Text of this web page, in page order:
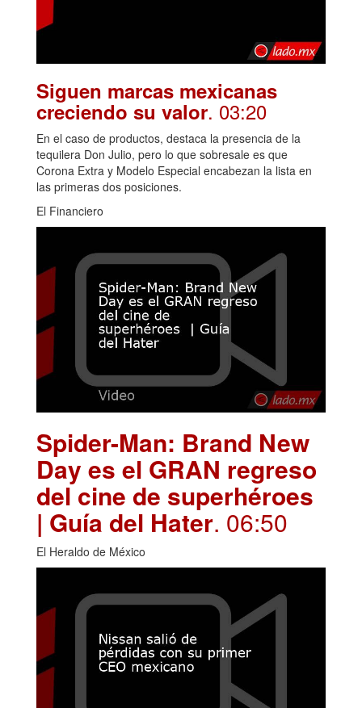
Siguen marcas mexicanas
creciendo su valor. 03:20
En el caso de productos, destaca la presencia de la
tequilera Don Julio, pero lo que sobresale es que
Corona Extra y Modelo Especial encabezan la lista en
las primeras dos posiciones.
El Financiero
Spider-Man: Brand New
Day es el GRAN regreso
del cine de superhéroes
| Guía del Hater. 06:50
El Heraldo de México